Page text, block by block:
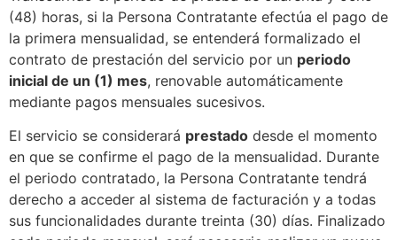
(48) horas, si la Persona Contratante efectúa el pago de
la primera mensualidad, se entenderá formalizado el
contrato de prestación del servicio por un periodo
inicial de un (1) mes, renovable automáticamente
mediante pagos mensuales sucesivos.
El servicio se considerará prestado desde el momento
en que se confirme el pago de la mensualidad. Durante
el periodo contratado, la Persona Contratante tendrá
derecho a acceder al sistema de facturación y a todas
sus funcionalidades durante treinta (30) días. Finalizado